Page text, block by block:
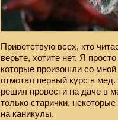
Приветствую всех, кто
верьте, хотите нет. Я
которые произошли со
отмотал первый курс в
решил провести на даче в
только старички,
на каникулы.